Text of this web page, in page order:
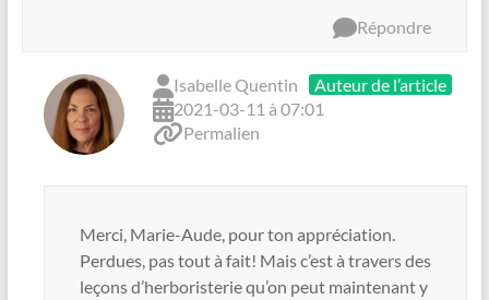
Répondre
Isabelle Quentin
Auteur de l’article
2021-03-11 à 07:01
Permalien
Merci, Marie-Aude, pour ton appréciation.
Perdues, pas tout à fait! Mais c’est à travers des
leçons d’herboristerie qu’on peut maintenant y